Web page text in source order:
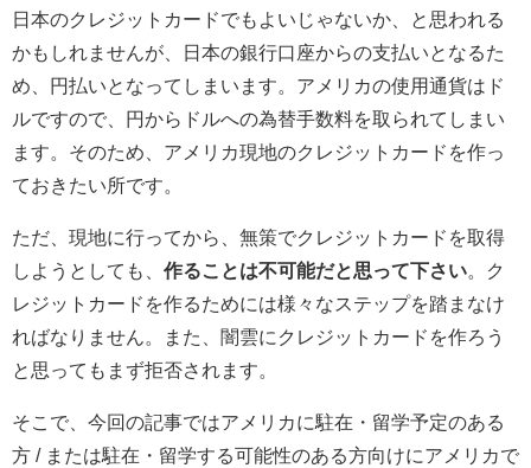
日本のクレジットカードでもよいじゃないか、と思われる
かもしれませんが、日本の銀行口座からの支払いとなるた
め、円払いとなってしまいます。アメリカの使用通貨はド
ルですので、円からドルへの為替手数料を取られてしまい
ます。そのため、アメリカ現地のクレジットカードを作っ
ておきたい所です。
ただ、現地に行ってから、無策でクレジットカードを取得
しようとしても、 作ることは不可能だと思って下さい。ク
レジットカードを作るためには様々なステップを踏まなけ
ればなりません。また、闇雲にクレジットカードを作ろう
と思ってもまず拒否されます。
そこで、今回の記事ではアメリカに駐在・留学予定のある
方 / または駐在・留学する可能性のある方向けにアメリカで